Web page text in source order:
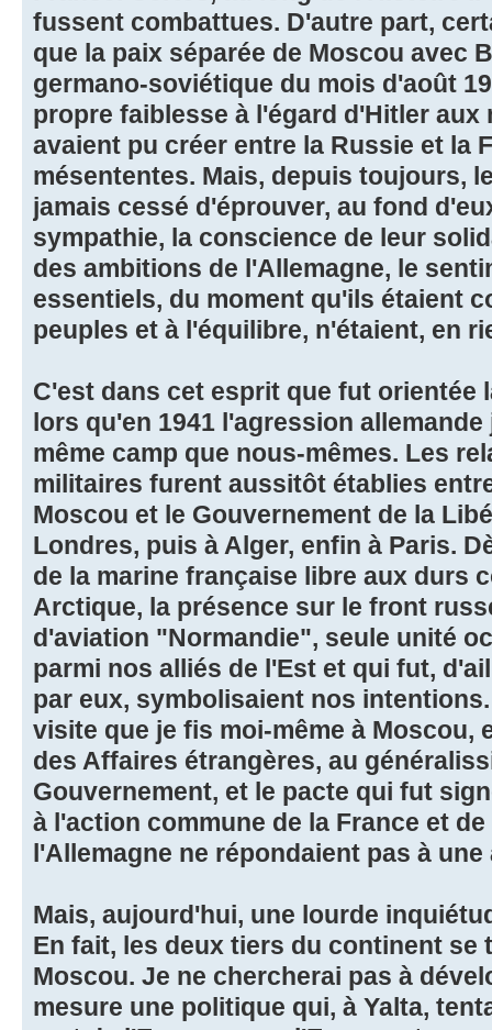
fussent combattues. D'autre part,
que la paix séparée de Moscou avec
germano-soviétique du mois d'août
propre faiblesse à l'égard d'Hitler aux
avaient pu créer entre la Russie et la
mésententes. Mais, depuis toujours,
jamais cessé d'éprouver, au fond
sympathie, la conscience de leur
des ambitions de l'Allemagne, le
essentiels, du moment qu'ils étaient
peuples et à l'équilibre, n'étaient, en
C'est dans cet esprit que fut orientée
lors qu'en 1941 l'agression
même camp que nous-mêmes. Les
militaires furent aussitôt établies
Moscou et le Gouvernement de la
Londres, puis à Alger, enfin à Paris.
de la marine française libre aux durs
Arctique, la présence sur le front
d'aviation "Normandie", seule unité
parmi nos alliés de l'Est et qui fut,
par eux, symbolisaient nos
visite que je fis moi-même à Moscou,
des Affaires étrangères, au
Gouvernement, et le pacte qui fut
à l'action commune de la France et
l'Allemagne ne répondaient pas à
Mais, aujourd'hui, une lourde
En fait, les deux tiers du continent se
Moscou. Je ne chercherai pas à
mesure une politique qui, à Yalta,